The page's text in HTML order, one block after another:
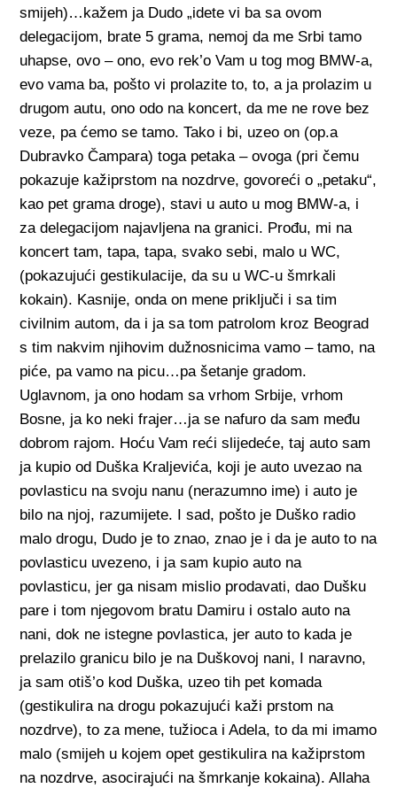
smijeh)…kažem ja Dudo „idete vi ba sa ovom
delegacijom, brate 5 grama, nemoj da me Srbi tamo
uhapse, ovo – ono, evo rek’o Vam u tog mog BMW-a,
evo vama ba, pošto vi prolazite to, to, a ja prolazim u
drugom autu, ono odo na koncert, da me ne rove bez
veze, pa ćemo se tamo. Tako i bi, uzeo on (op.a
Dubravko Čampara) toga petaka – ovoga (pri čemu
pokazuje kažiprstom na nozdrve, govoreći o „petaku“,
kao pet grama droge), stavi u auto u mog BMW-a, i
za delegacijom najavljena na granici. Prođu, mi na
koncert tam, tapa, tapa, svako sebi, malo u WC,
(pokazujući gestikulacije, da su u WC-u šmrkali
kokain). Kasnije, onda on mene priključi i sa tim
civilnim autom, da i ja sa tom patrolom kroz Beograd
s tim nakvim njihovim dužnosnicima vamo – tamo, na
piće, pa vamo na picu…pa šetanje gradom.
Uglavnom, ja ono hodam sa vrhom Srbije, vrhom
Bosne, ja ko neki frajer…ja se nafuro da sam među
dobrom rajom. Hoću Vam reći slijedeće, taj auto sam
ja kupio od Duška Kraljevića, koji je auto uvezao na
povlasticu na svoju nanu (nerazumno ime) i auto je
bilo na njoj, razumijete. I sad, pošto je Duško radio
malo drogu, Dudo je to znao, znao je i da je auto to na
povlasticu uvezeno, i ja sam kupio auto na
povlasticu, jer ga nisam mislio prodavati, dao Dušku
pare i tom njegovom bratu Damiru i ostalo auto na
nani, dok ne istegne povlastica, jer auto to kada je
prelazilo granicu bilo je na Duškovoj nani, I naravno,
ja sam otiš’o kod Duška, uzeo tih pet komada
(gestikulira na drogu pokazujući kaži prstom na
nozdrve), to za mene, tužioca i Adela, to da mi imamo
malo (smijeh u kojem opet gestikulira na kažiprstom
na nozdrve, asocirajući na šmrkanje kokaina). Allaha